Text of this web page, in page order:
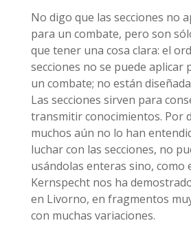
No digo que las secciones no
para un combate, pero son
que tener una cosa clara: el
secciones no se puede aplicar
un combate; no están
Las secciones sirven para
transmitir conocimientos. Por
muchos aún no lo han
luchar con las secciones, no
usándolas enteras sino, como
Kernspecht nos ha
en Livorno, en fragmentos
con muchas variaciones.